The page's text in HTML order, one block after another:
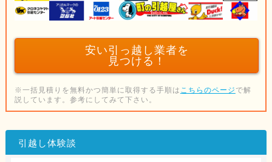
安い引っ越し業者を
見つける！
※一括見積りを無料かつ簡単に取得する手順は こちらのページ で解
説しています。参考にしてみて下さい。
引越し体験談